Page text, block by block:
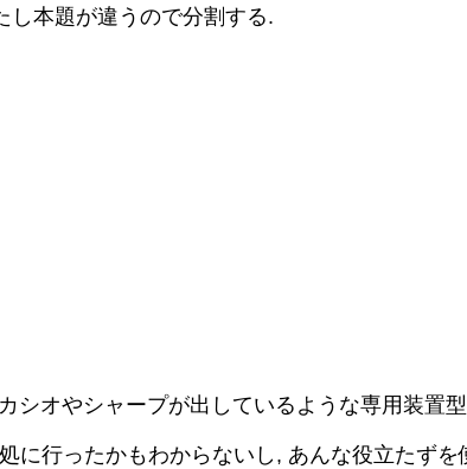
し本題が違うので分割する.
シオやシャープが出しているような専用装置
行ったかもわからないし, あんな役立たず